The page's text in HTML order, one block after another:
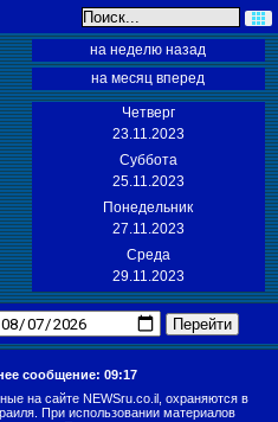
на неделю назад
на месяц вперед
Среда
29.11.2023
Понедельник
27.11.2023
Суббота
25.11.2023
Четверг
23.11.2023
Перейти
сообщение: 09:17
на сайте NEWSru.co.il, охраняются в
При использовании материалов